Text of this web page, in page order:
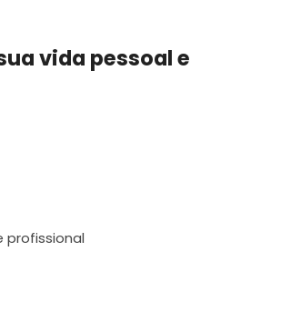
vida pessoal e
profissional